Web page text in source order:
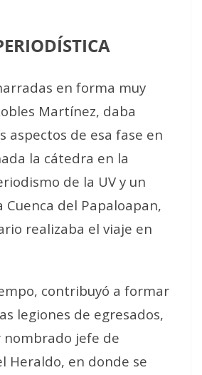
en forma muy
Martínez, daba
aspectos de esa fase en
la cátedra en la
de la UV y un
Cuenca del Papaloapan,
realizaba el viaje en
contribuyó a formar
legiones de egresados,
nombrado jefe de
Heraldo, en donde se